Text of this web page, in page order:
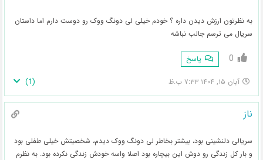
به نظرتون ارزش دیدن داره ؟ خودم خیلی لی دونگ ووک رو دوست دارم اما داستان
سریال می ترسم جالب نباشه
0 پاسخ
آبان ۱۵, ۱۴۰۴ ۷:۳۳ ب.ظ (
1
)
ناز
سریالی دلنشینی بود، بیشتر بخاطر لی دونگ ووک دیدم، شخصیتش خیلی طفلی بود
و بار کل زندگی رو دوش این بیچاره بود اصلا واسه خودش زندگی نکرده بود. به نظرم